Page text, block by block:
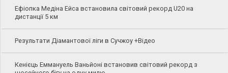
Ефіопка Медіна Ейса встановила світовий рекорд U20 на
дистанції 5 км
Результати Діамантової ліги в Сучжоу +Відео
Кенієць Еммануель Ваньйоні встановив світовий рекорд з